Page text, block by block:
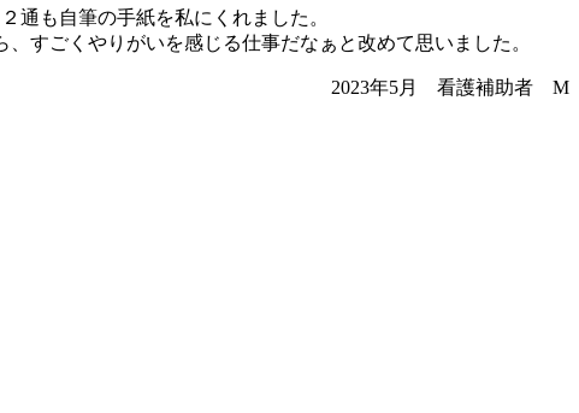
通も自筆の手紙を私にくれました。
すごくやりがいを感じる仕事だなぁと改めて思いました。
2023年5月 看護補助者 M